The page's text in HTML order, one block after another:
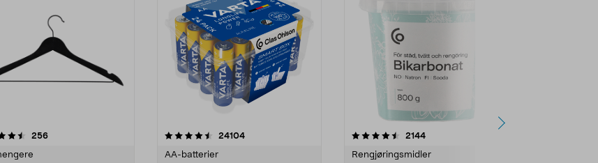
256anmeldelser
4.5av 5 stjerner 24104anmeldelser
AA-batterier
4.5av 5 stjerner 2144anmeldelser
Rengjøringsmidler
4.0av 5 stjerner